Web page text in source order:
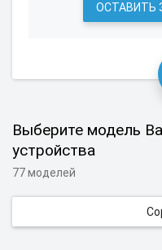
ОСТАВИТЬ
Выберите модель
устройства
77 моделей